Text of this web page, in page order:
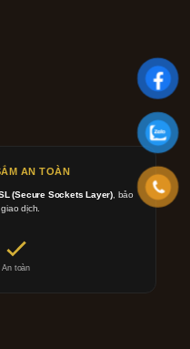
AN TOÀN
(Secure Sockets Layer) , bảo
dịch.
An toàn